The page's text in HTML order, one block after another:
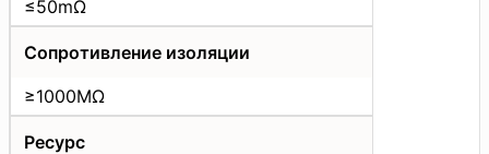
≤50mΩ
Сопротивление изоляции
≥1000MΩ
Ресурс